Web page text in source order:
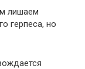
лишаем
герпеса, но